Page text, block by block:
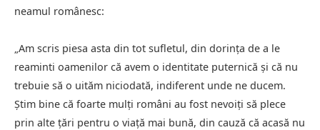
neamul românesc:
„Am scris piesa asta din tot sufletul, din dorința de a le
reaminti oamenilor că avem o identitate puternică și că nu
trebuie să o uităm niciodată, indiferent unde ne ducem.
Știm bine că foarte mulți români au fost nevoiți să plece
prin alte țări pentru o viață mai bună, din cauză că acasă nu